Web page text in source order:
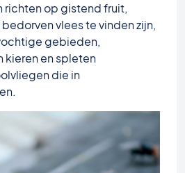
richten op gistend fruit,
vlees te vinden zijn,
gebieden,
kieren en spleten
die in